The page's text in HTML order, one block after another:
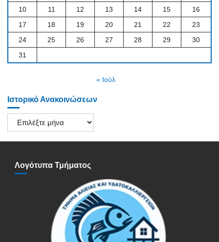
10
11 12 13 14 15
16
17
18 19 20 21 22
23
24
25 26 27 28 29
30
31
« Ιούλ
Ιστορικό Ανακοινώσεων
Ιστορικό
Ανακοινώσεων
Λογότυπα Τμήματος